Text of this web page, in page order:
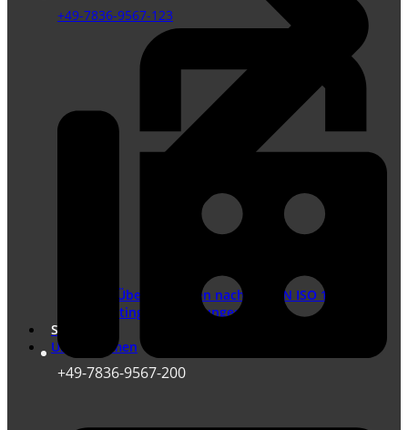
Übersetzungen nach DIN EN ISO 17100
Marketing Übersetzungen
Shop
Unternehmen
+49-7836-9567-123
+49-7836-9567-200